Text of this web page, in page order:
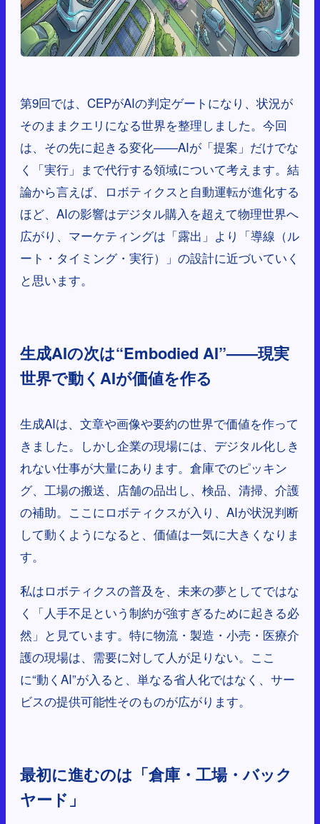
第9回では、CEPがAIの判定ゲートになり、状況が
そのままクエリになる世界を整理しました。今回
は、その先に起きる変化——AIが「提案」だけでな
く「実行」まで代行する領域について考えます。結
論から言えば、ロボティクスと自動運転が進化する
ほど、AIの影響はデジタル購入を超えて物理世界へ
広がり、マーケティングは「露出」より「導線（ル
ート・タイミング・実行）」の設計に近づいていく
と思います。
生成AIの次は“Embodied AI”——現実
世界で動くAIが価値を作る
生成AIは、文章や画像や要約の世界で価値を作って
きました。しかし企業の現場には、デジタル化しき
れない仕事が大量にあります。倉庫でのピッキン
グ、工場の搬送、店舗の品出し、検品、清掃、介護
の補助。ここにロボティクスが入り、AIが状況判断
して動くようになると、価値は一気に大きくなりま
す。
私はロボティクスの普及を、未来の夢としてではな
く「人手不足という制約が強すぎるために起きる必
然」と見ています。特に物流・製造・小売・医療介
護の現場は、需要に対して人が足りない。ここ
に“動くAI”が入ると、単なる省人化ではなく、サー
ビスの提供可能性そのものが広がります。
最初に進むのは「倉庫・工場・バック
ヤード」